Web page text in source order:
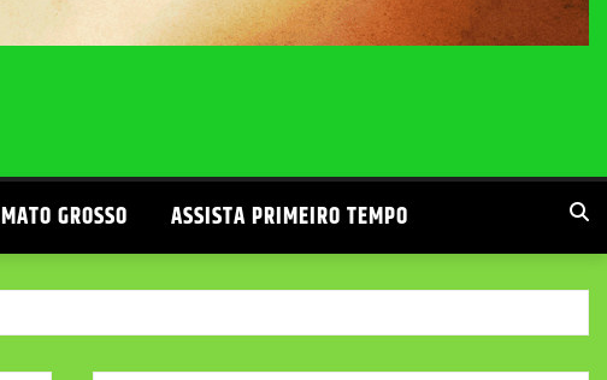
MATO GROSSO ASSISTA PRIMEIRO TEMPO